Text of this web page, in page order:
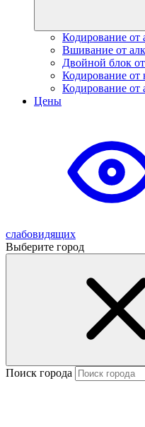
Кодирование от
Вшивание от
Двойной блок
Кодирование от
Кодирование от
Цены
слабовидящих
Выберите город
Поиск города